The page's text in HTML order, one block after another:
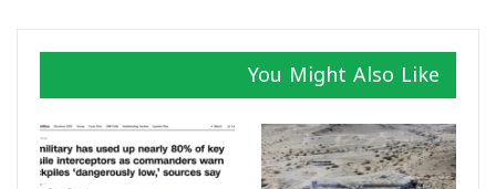
You Might Also Like